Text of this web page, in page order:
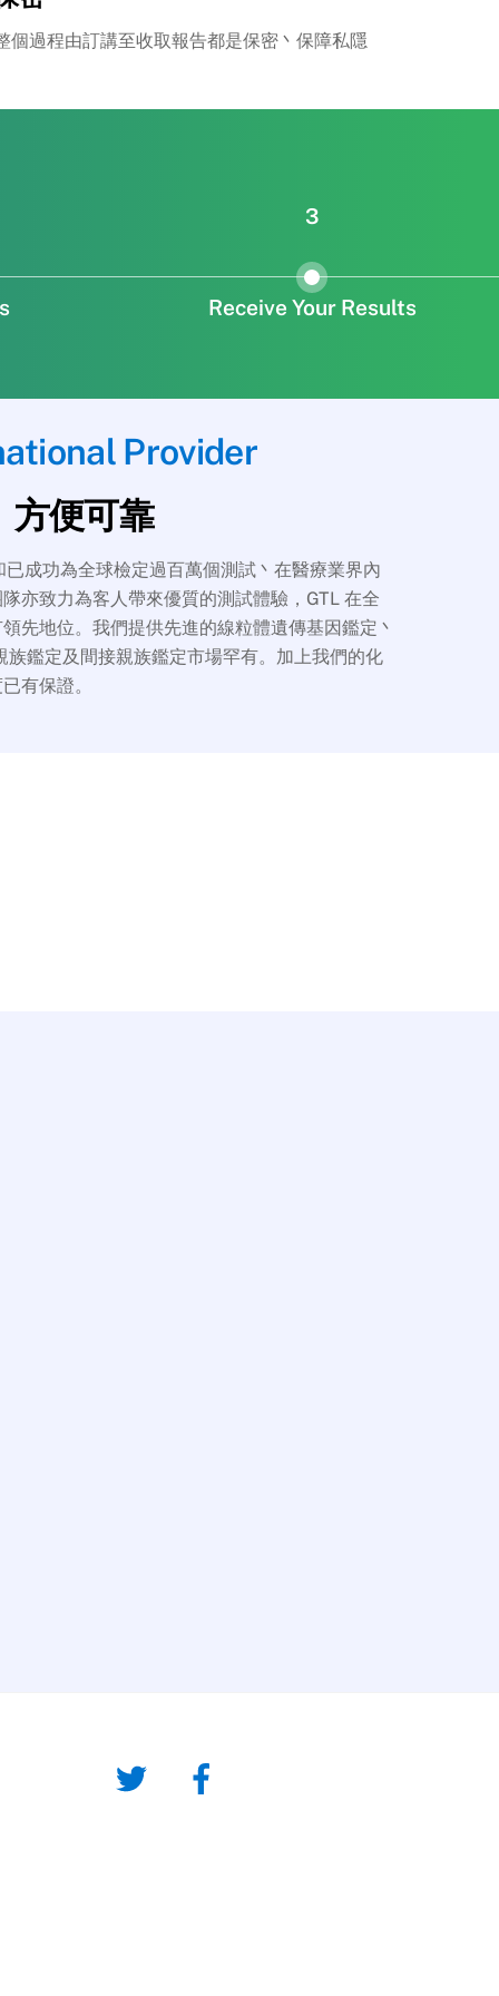
個過程由訂講至收取報告都是保密丶保障私隱
3
Receive Your Results
Provider
方便可靠
成功為全球檢定過百萬個測試丶在醫療業界內
亦致力為客人帶來優質的測試體驗，GTL 在全
先地位。我們提供先進的線粒體遺傳基因鑑定丶
鑑定及間接親族鑑定市場罕有。加上我們的化
有保證。